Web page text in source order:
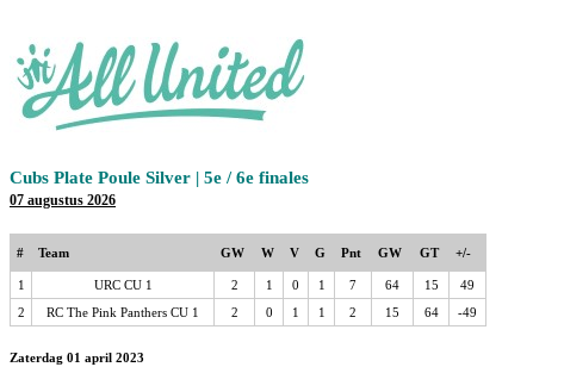
Cubs Plate Poule Silver | 5e / 6e finales
07 augustus 2026
# Team GW W V G Pnt GW GT +/-
1 URC CU 1 2 1 0 1 7 64 15
49
2
RC The Pink Panthers CU 1 2 0 1 1 2 15 64 -49
Zaterdag 01 april 2023